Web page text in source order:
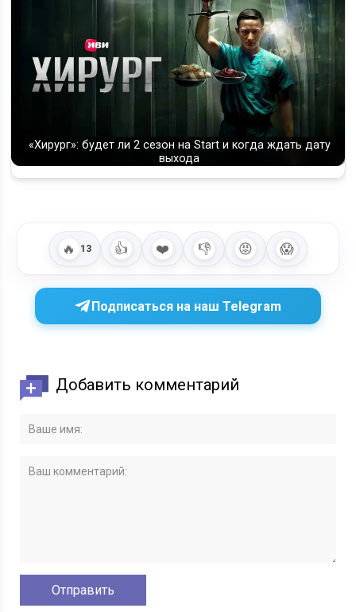
«Хирург»: будет ли 2 сезон на Start и когда ждать дату
выхода
🔥 13 👍 ❤️ 👎 😡 😱
Подписаться на наш Telegram
Добавить комментарий